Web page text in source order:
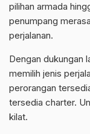
pilihan armada
penumpang
perjalanan.
Dengan dukungan
memilih jenis
perorangan
tersedia charter.
kilat.